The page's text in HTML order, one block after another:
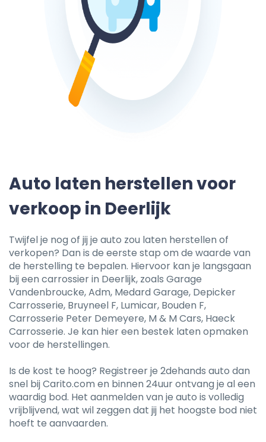
Auto laten herstellen voor
verkoop in Deerlijk
Twijfel je nog of jij je auto zou laten herstellen of
verkopen? Dan is de eerste stap om de waarde van
de herstelling te bepalen. Hiervoor kan je langsgaan
bij een carrossier in Deerlijk, zoals Garage
Vandenbroucke, Adm, Medard Garage, Depicker
Carrosserie, Bruyneel F, Lumicar, Bouden F,
Carrosserie Peter Demeyere, M & M Cars, Haeck
Carrosserie. Je kan hier een bestek laten opmaken
voor de herstellingen.
Is de kost te hoog? Registreer je 2dehands auto dan
snel bij Carito.com en binnen 24uur ontvang je al een
waardig bod. Het aanmelden van je auto is volledig
vrijblijvend, wat wil zeggen dat jij het hoogste bod niet
hoeft te aanvaarden.